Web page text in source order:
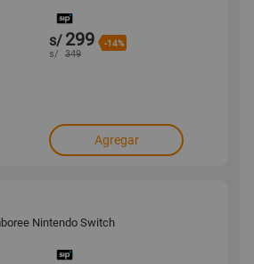
s/ 299 -14%
s/ 349
Agregar
Nintendo Switch